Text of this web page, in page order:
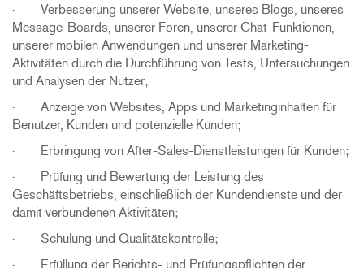
· Verbesserung unserer Website, unseres Blogs, unseres
Message-Boards, unserer Foren, unserer Chat-Funktionen,
unserer mobilen Anwendungen und unserer Marketing-
Aktivitäten durch die Durchführung von Tests, Untersuchungen
und Analysen der Nutzer;
· Anzeige von Websites, Apps und Marketinginhalten für
Benutzer, Kunden und potenzielle Kunden;
· Erbringung von After-Sales-Dienstleistungen für Kunden;
· Prüfung und Bewertung der Leistung des
Geschäftsbetriebs, einschließlich der Kundendienste und der
damit verbundenen Aktivitäten;
· Schulung und Qualitätskontrolle;
· Erfüllung der Berichts- und Prüfungspflichten der